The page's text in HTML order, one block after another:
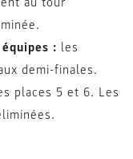
: les
demi-finales.
places 5 et 6. Les